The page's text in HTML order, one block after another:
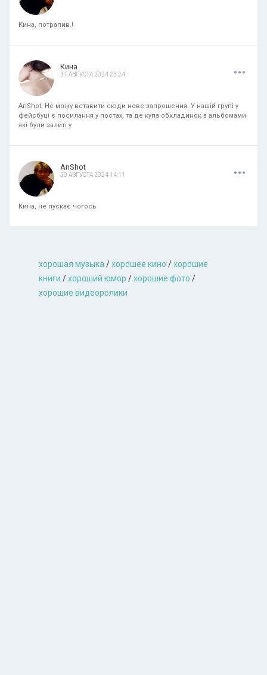
Кина, потрапив.!
Кина
31 АВГУСТА 2024 23:24 ...
AnShot, Не можу вставити сюди нове запрошення. У нашій групі у
фейсбуці є посилання у постах, та де купа обкладинок з альбомами
які були залиті у
AnShot
30 АВГУСТА 2024 14:11 ...
Кина, не пускає чогось
хорошая музыкa/хорошее кино /хорошие
книги /хороший юмор /хорошие фото /
хорошие видеоролики